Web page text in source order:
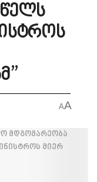
წელს
AA